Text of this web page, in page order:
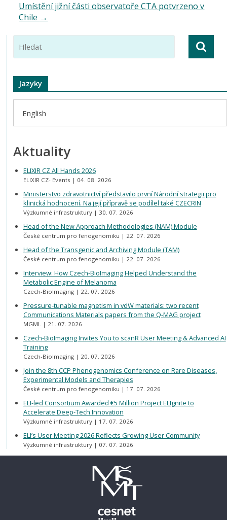
Umístění jižní části observatoře CTA potvrzeno v
Chile →
Jazyky
English
Aktuality
ELIXIR CZ All Hands 2026
ELIXIR CZ- Events 04. 08. 2026
Ministerstvo zdravotnictví představilo první Národní strategii pro
klinická hodnocení. Na její přípravě se podílel také CZECRIN
Výzkumné infrastruktury 30. 07. 2026
Head of the New Approach Methodologies (NAM) Module
České centrum pro fenogenomiku 22. 07. 2026
Head of the Transgenic and Archiving Module (TAM)
České centrum pro fenogenomiku 22. 07. 2026
Interview: How Czech-BioImaging Helped Understand the
Metabolic Engine of Melanoma
Czech-BioImaging 22. 07. 2026
Pressure-tunable magnetism in vdW materials: two recent
Communications Materials papers from the Q-MAG project
MGML 21. 07. 2026
Czech-BioImaging Invites You to scanR User Meeting & Advanced AI
Training
Czech-BioImaging 20. 07. 2026
Join the 8th CCP Phenogenomics Conference on Rare Diseases,
Experimental Models and Therapies
České centrum pro fenogenomiku 17. 07. 2026
ELI-led Consortium Awarded €5 Million Project ELIgnite to
Accelerate Deep-Tech Innovation
Výzkumné infrastruktury 17. 07. 2026
ELI’s User Meeting 2026 Reflects Growing User Community
Výzkumné infrastruktury 07. 07. 2026